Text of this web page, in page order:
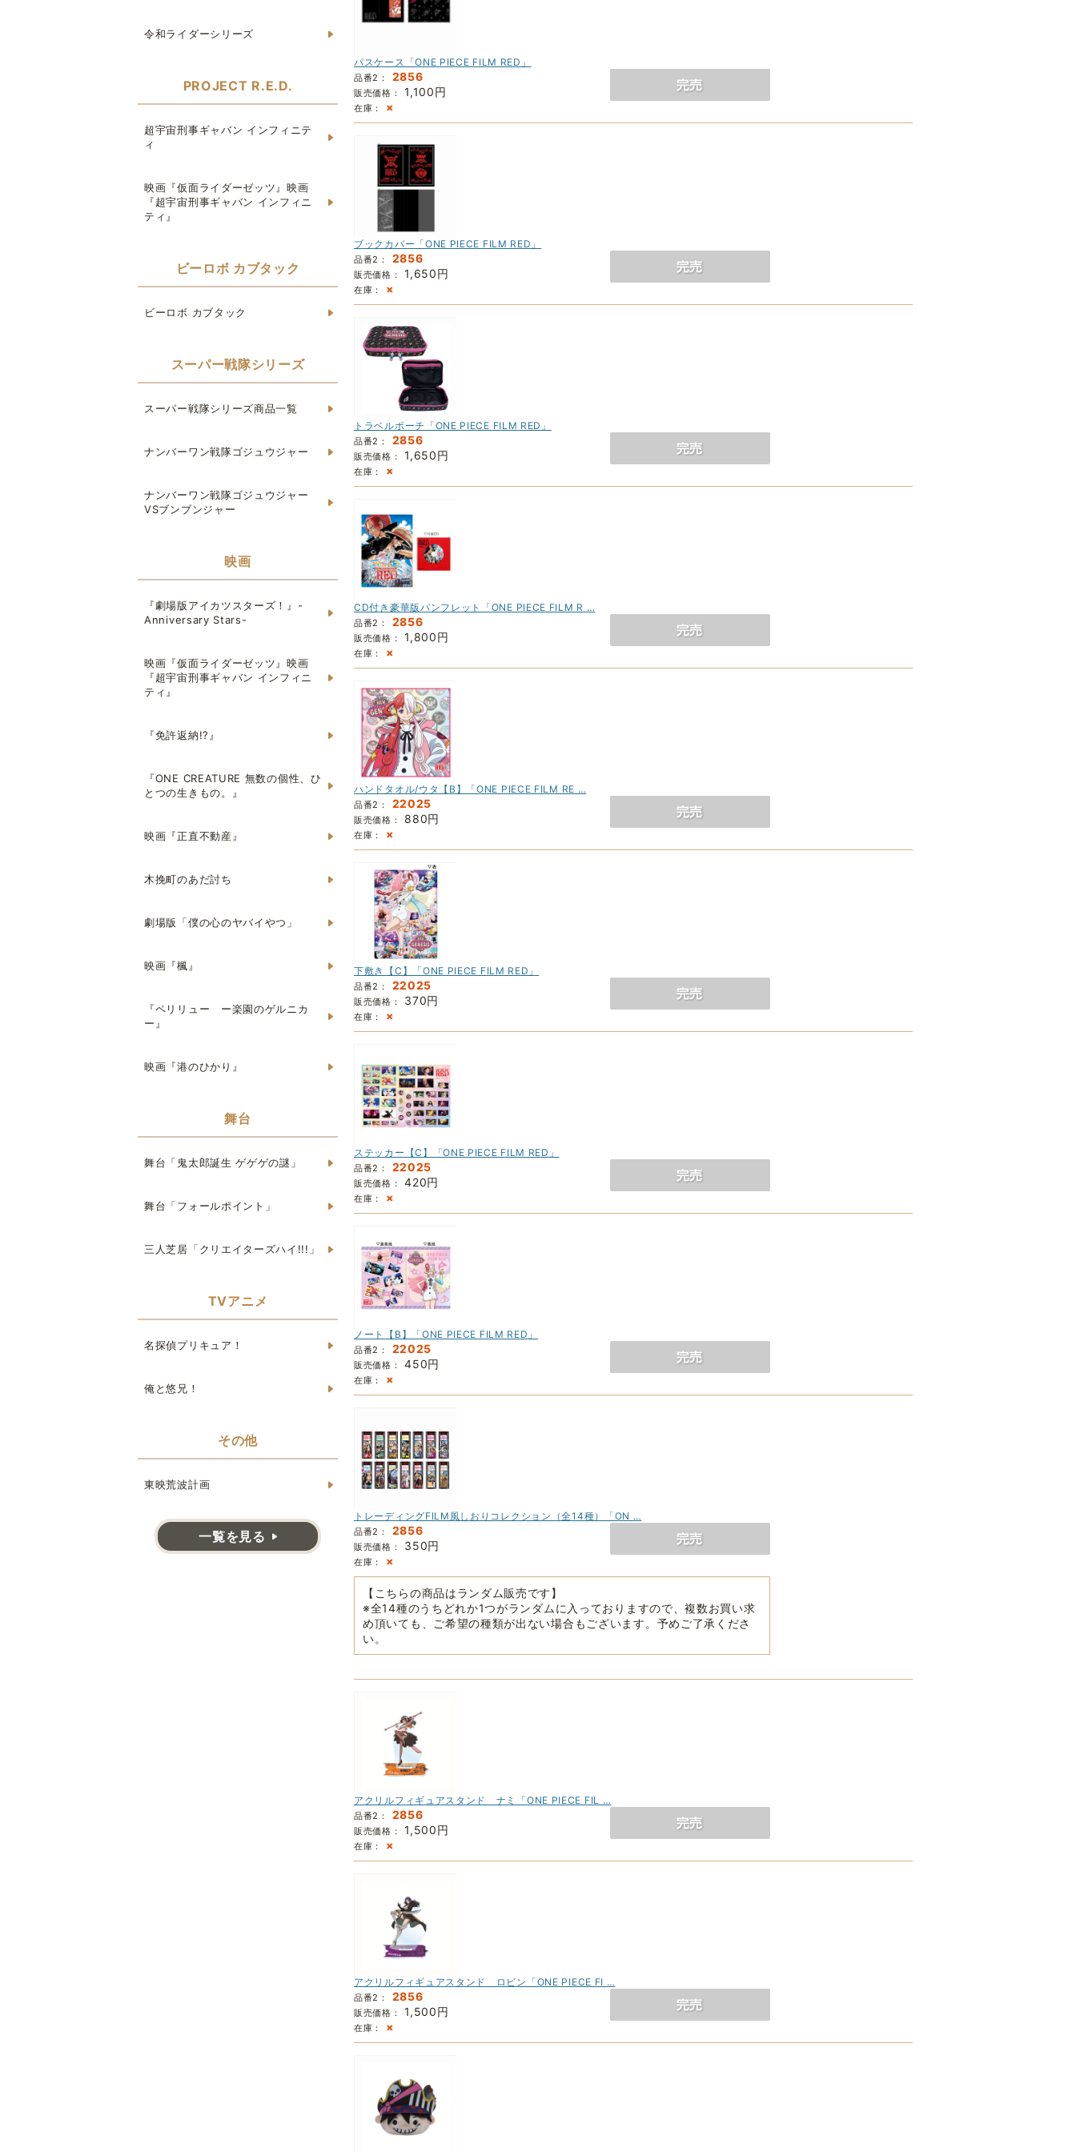
パスケース「ONE PIECE FILM RED」
品番2： 2856
販売価格： 1,100円
在庫： ×
ブックカバー「ONE PIECE FILM RED」
品番2： 2856
販売価格： 1,650円
在庫： ×
トラベルポーチ「ONE PIECE FILM RED」
品番2： 2856
販売価格： 1,650円
在庫： ×
CD付き豪華版パンフレット「ONE PIECE FILM R …
品番2： 2856
販売価格： 1,800円
在庫： ×
ハンドタオル/ウタ【B】「ONE PIECE FILM RE …
品番2： 22025
販売価格： 880円
在庫： ×
下敷き【C】「ONE PIECE FILM RED」
品番2： 22025
販売価格： 370円
在庫： ×
ステッカー【C】「ONE PIECE FILM RED」
品番2： 22025
販売価格： 420円
在庫： ×
ノート【B】「ONE PIECE FILM RED」
品番2： 22025
販売価格： 450円
在庫： ×
トレーディングFILM風しおりコレクション（全14種）「ON …
品番2： 2856
販売価格： 350円
在庫： ×
【こちらの商品はランダム販売です】
※全14種のうちどれか1つがランダムに入っておりますので、複数お買い求
め頂いても、ご希望の種類が出ない場合もございます。予めご了承くださ
い。
アクリルフィギュアスタンド ナミ「ONE PIECE FIL …
品番2： 2856
販売価格： 1,500円
在庫： ×
アクリルフィギュアスタンド ロビン「ONE PIECE FI …
品番2： 2856
販売価格： 1,500円
在庫： ×
令和ライダーシリーズ
PROJECT R.E.D.
超宇宙刑事ギャバン インフィニテ
ィ
映画『仮面ライダーゼッツ』映画
『超宇宙刑事ギャバン インフィニ
ティ』
ビーロボ カブタック
ビーロボ カブタック
スーパー戦隊シリーズ
スーパー戦隊シリーズ商品一覧
ナンバーワン戦隊ゴジュウジャー
ナンバーワン戦隊ゴジュウジャー
VSブンブンジャー
映画
『劇場版アイカツスターズ！』-
Anniversary Stars-
映画『仮面ライダーゼッツ』映画
『超宇宙刑事ギャバン インフィニ
ティ』
『免許返納!?』
『ONE CREATURE 無数の個性、ひ
とつの生きもの。』
映画『正直不動産』
木挽町のあだ討ち
劇場版「僕の心のヤバイやつ」
映画『楓』
『ペリリュー ー楽園のゲルニカ
ー』
映画『港のひかり』
舞台
舞台「鬼太郎誕生 ゲゲゲの謎」
舞台「フォールポイント」
三人芝居「クリエイターズハイ!!!」
TVアニメ
名探偵プリキュア！
俺と悠兄！
その他
東映荒波計画
一覧を見る